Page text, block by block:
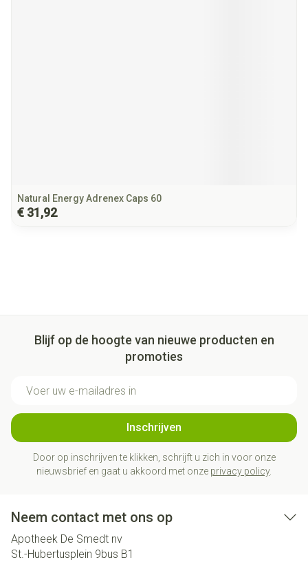
Natural Energy Adrenex Caps 60
€ 31,92
Blijf op de hoogte van nieuwe producten en
promoties
Inschrijven
Door op inschrijven te klikken, schrijft u zich in voor onze
nieuwsbrief en gaat u akkoord met onze privacy policy.
Neem contact met ons op
Apotheek De Smedt nv
St.-Hubertusplein 9bus B1